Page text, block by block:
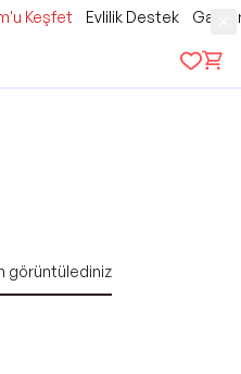
Keşfet Evlilik Destek
görüntülediniz